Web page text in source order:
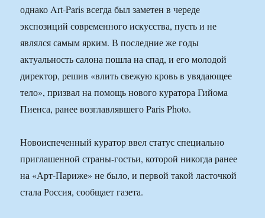
однако Art-Paris всегда был заметен в череде
экспозиций современного искусства, пусть и не
являлся самым ярким. В последние же годы
актуальность салона пошла на спад, и его молодой
директор, решив «влить свежую кровь в увядающее
тело», призвал на помощь нового куратора Гийома
Пиенса, ранее возглавлявшего Paris Photo.
Новоиспеченный куратор ввел статус специально
приглашенной страны-гостьи, которой никогда ранее
на «Арт-Париже» не было, и первой такой ласточкой
стала Россия, сообщает газета.